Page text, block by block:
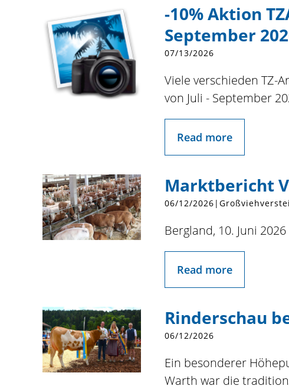
-10% Aktion
September
07/13/2026
Viele verschieden TZ-
von Juli - September
Read more
Marktbericht
06/12/2026 |
Bergland, 10. Juni 2026
Read more
Rinderschau
06/12/2026
Ein besonderer
Warth war die